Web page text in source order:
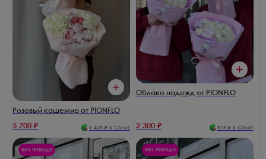
Розовый кашемир от PIONFLO
5 700 ₽ 1 425 ₽ в Сплит
Облако надежд от PIONFLO
2 300 ₽ 575 ₽ в Сплит
Без повода Без повода